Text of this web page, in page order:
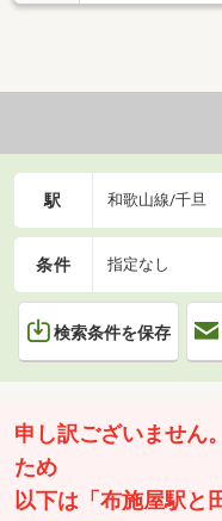
駅 和歌山線/千旦
条件 指定なし
検索条件を保存
申し訳ございません
ため
以下は「布施屋駅と